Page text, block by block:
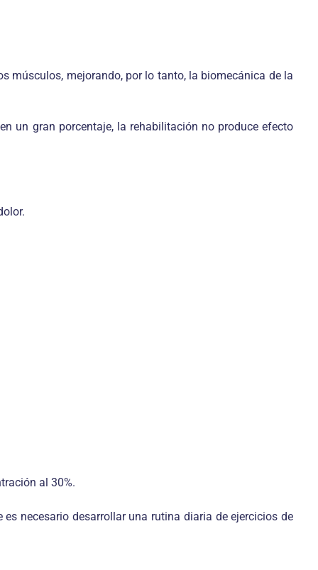
músculos, mejorando, por lo tanto, la biomecánica de la
un gran porcentaje, la rehabilitación no produce efecto
al 30%.
necesario desarrollar una rutina diaria de ejercicios de